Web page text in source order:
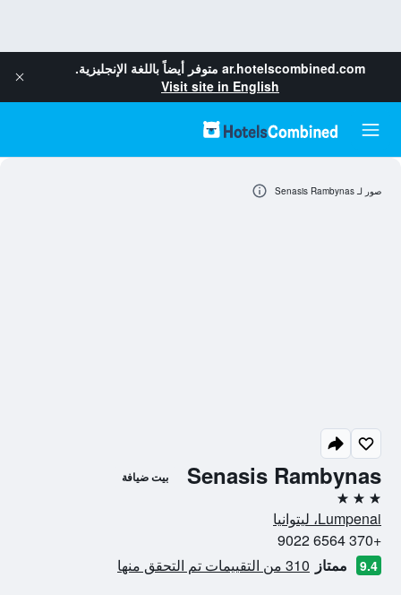
ar.hotelscombined.com متوفر أيضاً باللغة الإنجليزية.
Visit site in English
Senasis Rambynas بيت ضيافة
3 نجوم
Lumpenai، ليتوانيا
+370 6564 9022
9.4 ممتاز 310 من التقييمات تم التحقق منها
صور لـ Senasis Rambynas